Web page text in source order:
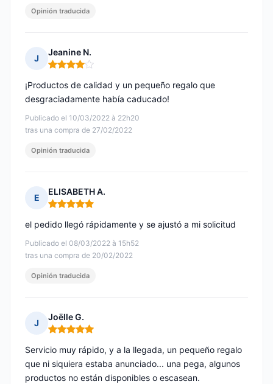
Opinión traducida
J
Jeanine N.
Nota: 4 de 5
Publicado el 10/03/2022 à 22h20
tras una compra de 27/02/2022
¡Productos de calidad y un pequeño regalo que
desgraciadamente había caducado!
Opinión traducida
E
ELISABETH A.
Nota: 5 de 5
Publicado el 08/03/2022 à 15h52
tras una compra de 20/02/2022
el pedido llegó rápidamente y se ajustó a mi solicitud
Opinión traducida
J
Joëlle G.
Nota: 5 de 5
Servicio muy rápido, y a la llegada, un pequeño regalo
que ni siquiera estaba anunciado... una pega, algunos
productos no están disponibles o escasean.